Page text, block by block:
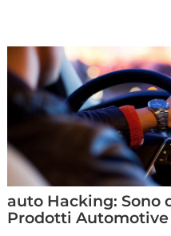
auto Hacking: Sono
Prodotti Automotive